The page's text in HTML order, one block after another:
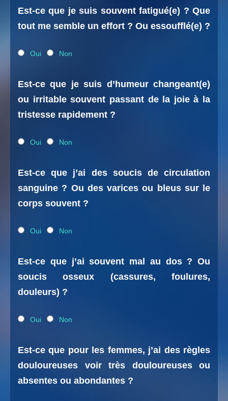
Est-ce que je suis souvent fatigué(e) ? Que
tout me semble un effort ? Ou essoufflé(e) ?
Oui Non
Est-ce que je suis d’humeur changeant(e)
ou irritable souvent passant de la joie à la
tristesse rapidement ?
Oui Non
Est-ce que j’ai des soucis de circulation
sanguine ? Ou des varices ou bleus sur le
corps souvent ?
Oui Non
Est-ce que j’ai souvent mal au dos ? Ou
soucis osseux (cassures, foulures,
douleurs) ?
Oui Non
Est-ce que pour les femmes, j’ai des règles
douloureuses voir très douloureuses ou
absentes ou abondantes ?